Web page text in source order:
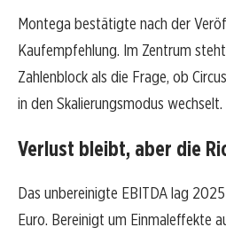
Montega bestätigte nach der
Kaufempfehlung. Im Zentrum
Zahlenblock als die Frage, ob
in den Skalierungsmodus wechselt.
Verlust bleibt, aber die
Das unbereinigte EBITDA lag
Euro. Bereinigt um Einmaleffekte